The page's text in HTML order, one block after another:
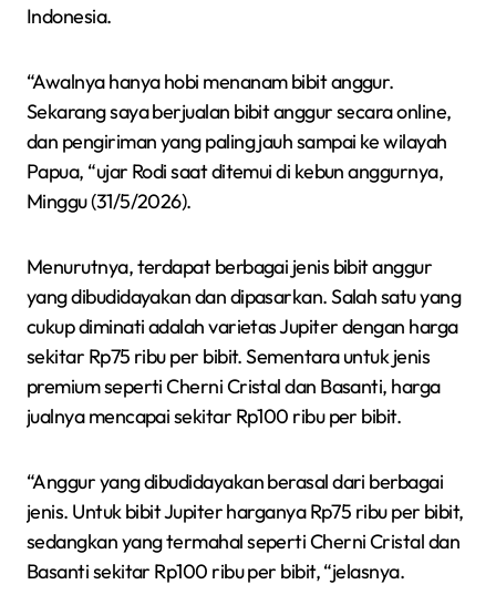
Indonesia.
“Awalnya hanya hobi menanam bibit anggur.
Sekarang saya berjualan bibit anggur secara online,
dan pengiriman yang paling jauh sampai ke wilayah
Papua, “ujar Rodi saat ditemui di kebun anggurnya,
Minggu (31/5/2026).
Menurutnya, terdapat berbagai jenis bibit anggur
yang dibudidayakan dan dipasarkan. Salah satu yang
cukup diminati adalah varietas Jupiter dengan harga
sekitar Rp75 ribu per bibit. Sementara untuk jenis
premium seperti Cherni Cristal dan Basanti, harga
jualnya mencapai sekitar Rp100 ribu per bibit.
“Anggur yang dibudidayakan berasal dari berbagai
jenis. Untuk bibit Jupiter harganya Rp75 ribu per bibit,
sedangkan yang termahal seperti Cherni Cristal dan
Basanti sekitar Rp100 ribu per bibit, “jelasnya.